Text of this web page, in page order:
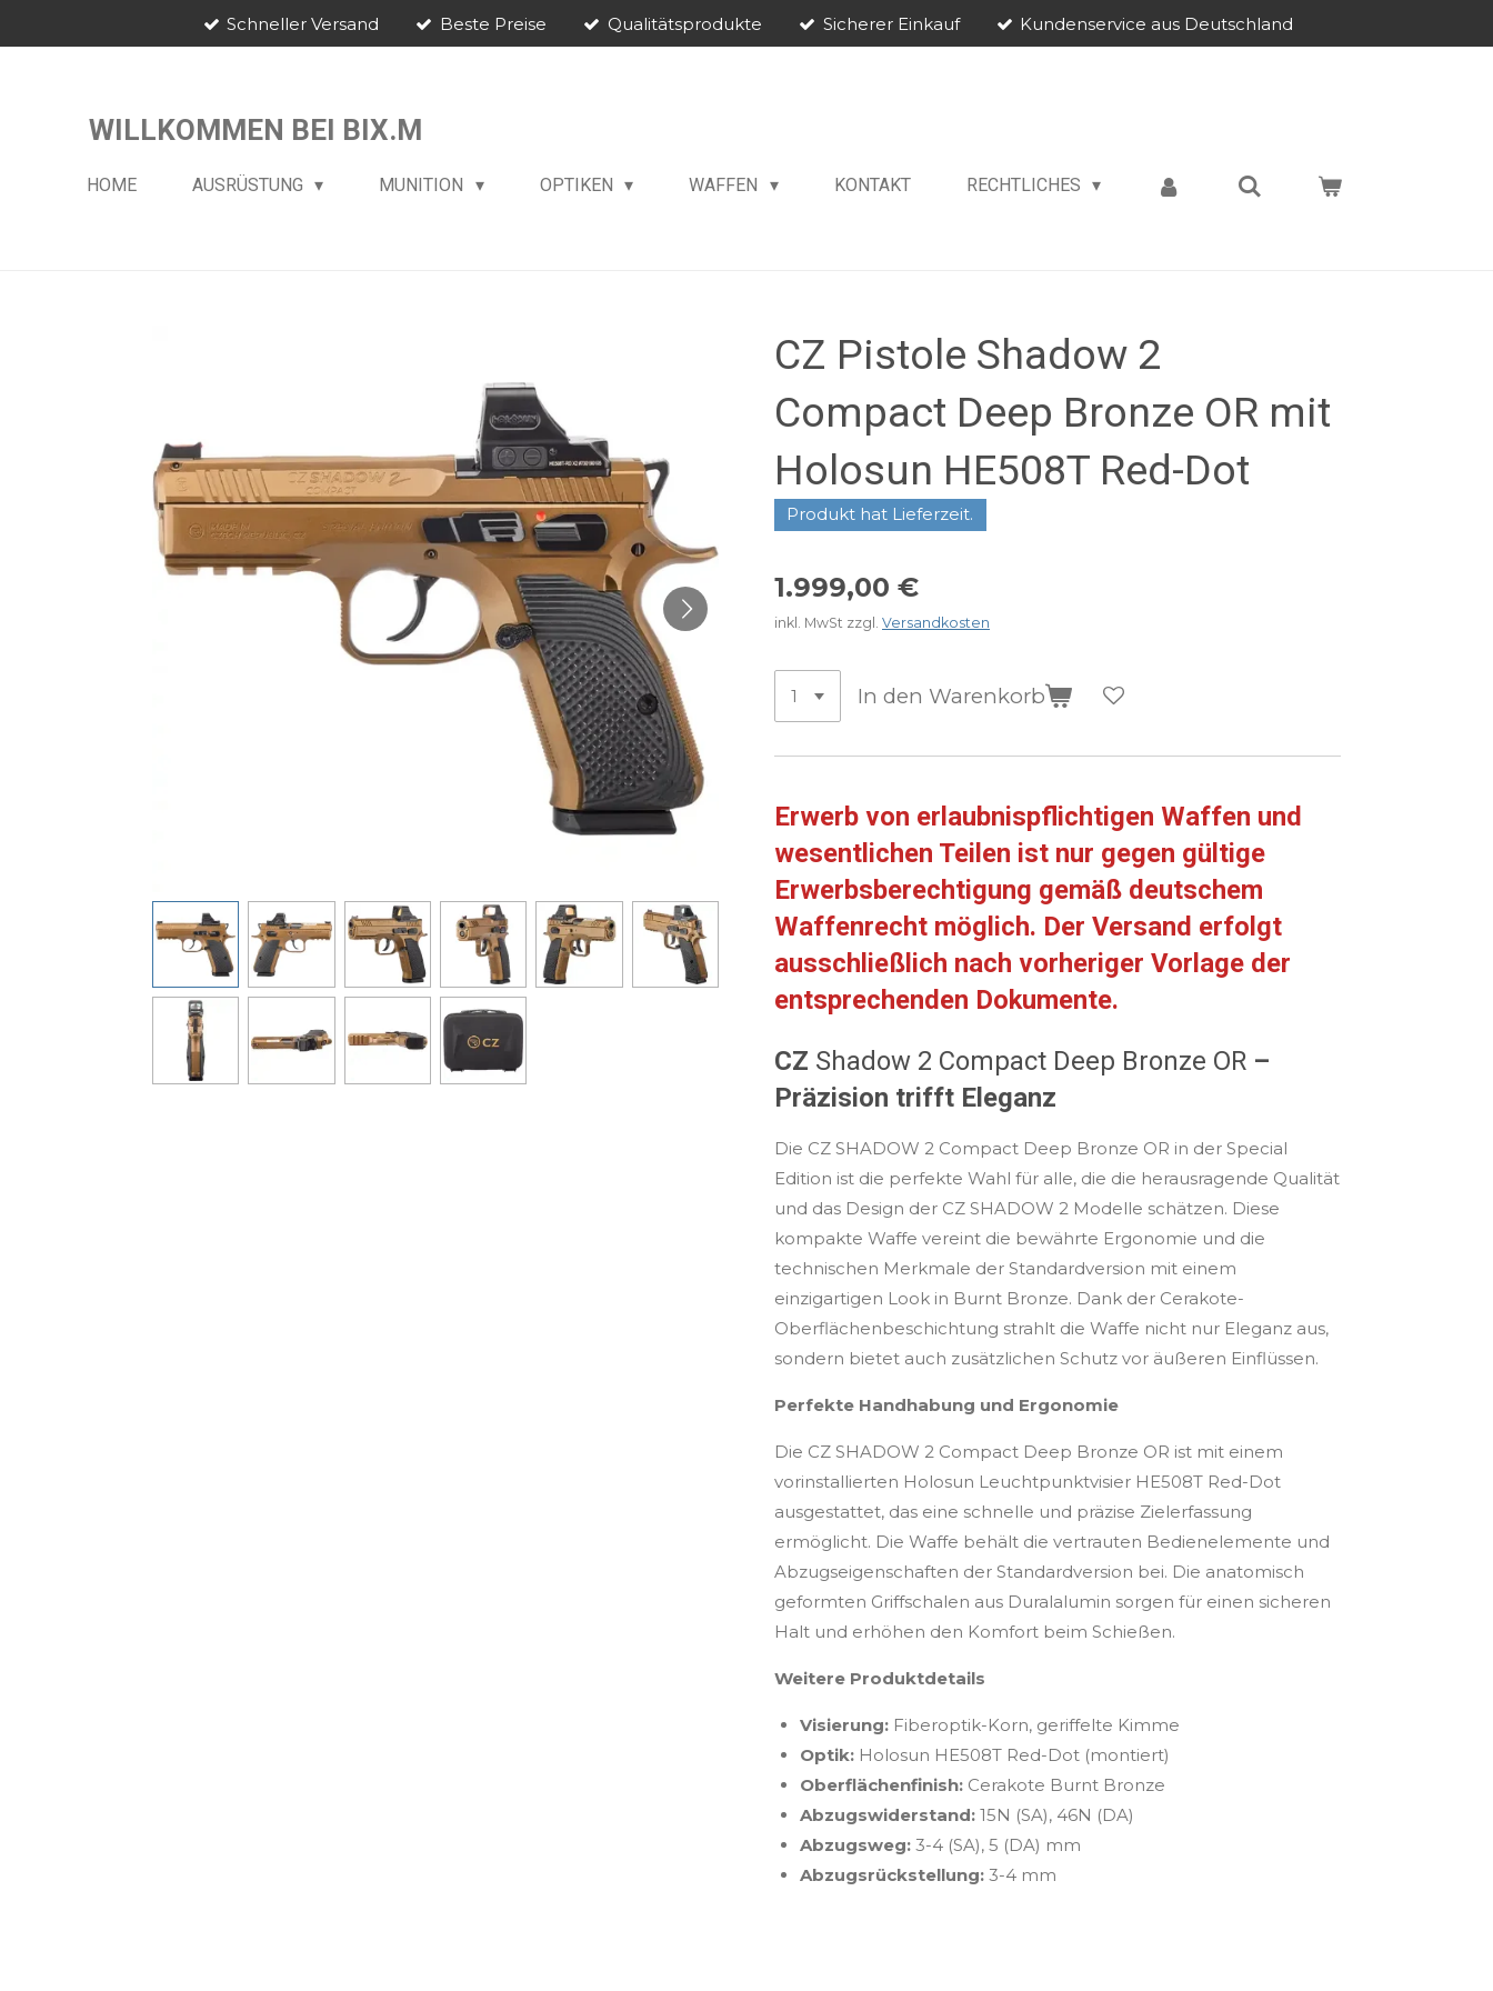
Schneller Versand Beste Preise Qualitätsprodukte Sicherer Einkauf Kundenservice aus Deutschland
WILLKOMMEN BEI BIX.M
HOME AUSRÜSTUNG MUNITION OPTIKEN WAFFEN KONTAKT RECHTLICHES
CZ Pistole Shadow 2
Compact Deep Bronze OR mit
Holosun HE508T Red-Dot
Produkt hat Lieferzeit.
1.999,00 €
inkl. MwSt zzgl. Versandkosten
In den Warenkorb
Erwerb von erlaubnispflichtigen Waffen und
wesentlichen Teilen ist nur gegen gültige
Erwerbsberechtigung gemäß deutschem
Waffenrecht möglich. Der Versand erfolgt
ausschließlich nach vorheriger Vorlage der
entsprechenden Dokumente.
CZ Shadow 2 Compact Deep Bronze OR –
Präzision trifft Eleganz
Die CZ SHADOW 2 Compact Deep Bronze OR in der Special
Edition ist die perfekte Wahl für alle, die die herausragende Qualität
und das Design der CZ SHADOW 2 Modelle schätzen. Diese
kompakte Waffe vereint die bewährte Ergonomie und die
technischen Merkmale der Standardversion mit einem
einzigartigen Look in Burnt Bronze. Dank der Cerakote-
Oberflächenbeschichtung strahlt die Waffe nicht nur Eleganz aus,
sondern bietet auch zusätzlichen Schutz vor äußeren Einflüssen.
Perfekte Handhabung und Ergonomie
Die CZ SHADOW 2 Compact Deep Bronze OR ist mit einem
vorinstallierten Holosun Leuchtpunktvisier HE508T Red-Dot
ausgestattet, das eine schnelle und präzise Zielerfassung
ermöglicht. Die Waffe behält die vertrauten Bedienelemente und
Abzugseigenschaften der Standardversion bei. Die anatomisch
geformten Griffschalen aus Duralalumin sorgen für einen sicheren
Halt und erhöhen den Komfort beim Schießen.
Weitere Produktdetails
Visierung: Fiberoptik-Korn, geriffelte Kimme
Optik: Holosun HE508T Red-Dot (montiert)
Oberflächenfinish: Cerakote Burnt Bronze
Abzugswiderstand: 15N (SA), 46N (DA)
Abzugsweg: 3-4 (SA), 5 (DA) mm
Abzugsrückstellung: 3-4 mm